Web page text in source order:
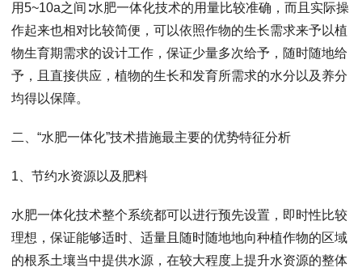
用5~10a之间∶水肥一体化技术的用量比较准确，而且实际操
作起来也相对比较简便，可以依照作物的生长需求来予以植
物生育期需求的设计工作，保证少量多次给予，随时随地给
予，且直接供应，植物的生长和发育所需求的水分以及养分
均得以保障。
二、“水肥一体化”技术措施最主要的优势特征分析
1、节约水资源以及肥料
水肥一体化技术整个系统都可以进行预先设置，即时性比较
理想，保证能够适时、适量且随时随地地向种植作物的区域
的根系土壤当中提供水源，在较大程度上提升水资源的整体